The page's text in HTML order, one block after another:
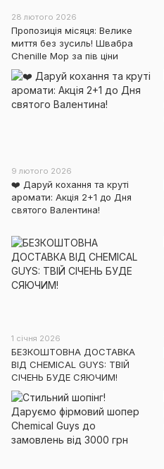
28 лютого 2026
Пропозиція місяця: Велике
миття без зусиль! Швабра
Chenille Mop за пів ціни
9 лютого 2026
❤️ Даруй кохання та круті
аромати: Акція 2+1 до Дня
святого Валентина!
1 січня 2026
БЕЗКОШТОВНА ДОСТАВКА
ВІД CHEMICAL GUYS: ТВІЙ
СІЧЕНЬ БУДЕ СЯЮЧИМ!